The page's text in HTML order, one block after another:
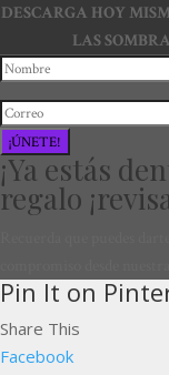
DESCARGA HOY
LAS
¡ÚNETE!
¡Ya estás
regalo
Pin It on
Share This
Facebook